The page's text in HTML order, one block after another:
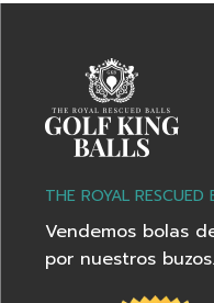
THE ROYAL RESCUED
Vendemos bolas
por nuestros buzos.